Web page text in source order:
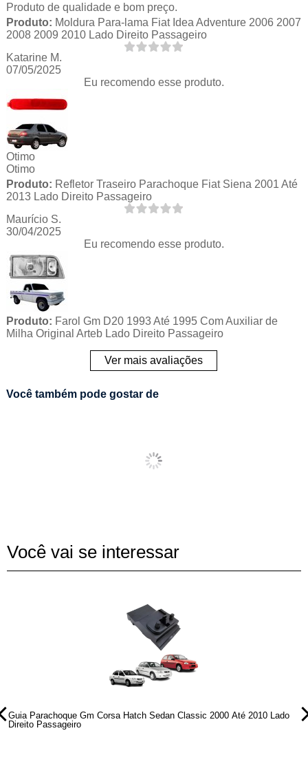
Produto de qualidade e bom preço.
Produto: Moldura Para-lama Fiat Idea Adventure 2006 2007
2008 2009 2010 Lado Direito Passageiro
Katarine M.
07/05/2025
Eu recomendo esse produto.
Otimo
Otimo
Produto: Refletor Traseiro Parachoque Fiat Siena 2001 Até
2013 Lado Direito Passageiro
Maurício S.
30/04/2025
Eu recomendo esse produto.
Produto: Farol Gm D20 1993 Até 1995 Com Auxiliar de
Milha Original Arteb Lado Direito Passageiro
Ver mais avaliações
Você também pode gostar de
Você vai se interessar
Guia Parachoque Gm Corsa Hatch Sedan Classic 2000 Até 2010 Lado
Direito Passageiro